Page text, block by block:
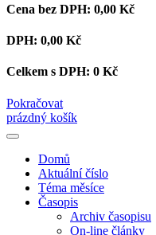
Cena bez DPH: 0,00 Kč
DPH: 0,00 Kč
Celkem s DPH: 0 Kč
Pokračovat
prázdný košík
Domů
Aktuální číslo
Téma měsíce
Časopis
Archiv časopisu
On-line články